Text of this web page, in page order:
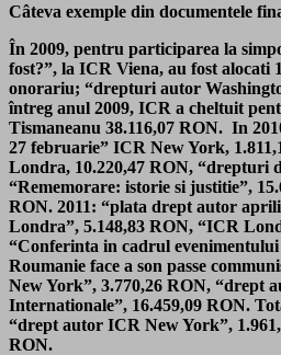
Câteva exemple din documentele
În 2009, pentru participarea la
fost?”, la ICR Viena, au fost alocati
onorariu; “drepturi autor
întreg anul 2009, ICR a cheltuit
Tismaneanu 38.116,07 RON. In
27 februarie” ICR New York,
Londra, 10.220,47 RON, “drepturi
“Rememorare: istorie si justitie”,
RON. 2011: “plata drept autor
Londra”, 5.148,83 RON, “ICR
“Conferinta in cadrul
Roumanie face a son passe
New York”, 3.770,26 RON, “drept
Internationale”, 16.459,09 RON.
“drept autor ICR New York”,
RON.